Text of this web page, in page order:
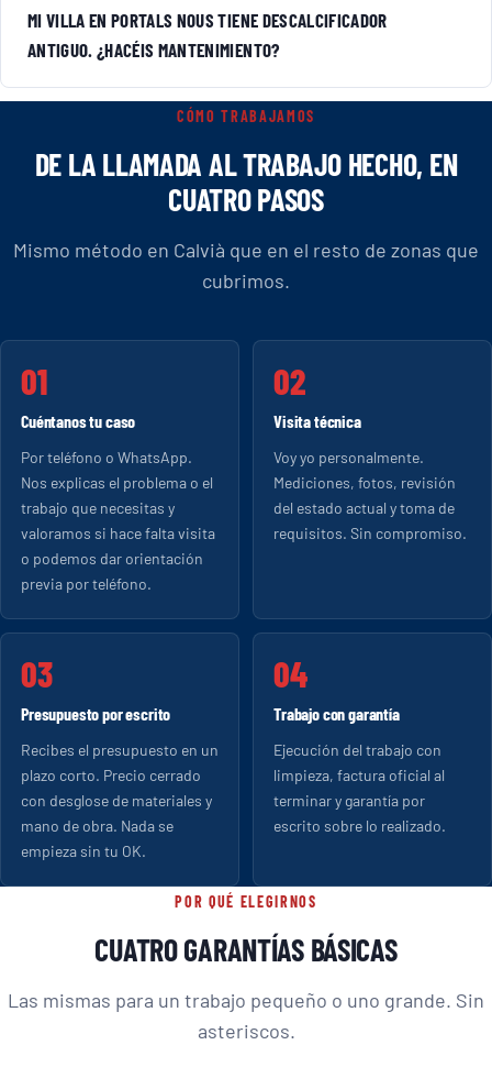
MI VILLA EN PORTALS NOUS TIENE DESCALCIFICADOR
ANTIGUO. ¿HACÉIS MANTENIMIENTO?
CÓMO TRABAJAMOS
DE LA LLAMADA AL TRABAJO HECHO, EN
CUATRO PASOS
Mismo método en Calvià que en el resto de zonas que
cubrimos.
Cuéntanos tu caso
Por teléfono o WhatsApp.
Nos explicas el problema o el
trabajo que necesitas y
valoramos si hace falta visita
o podemos dar orientación
previa por teléfono.
Visita técnica
Voy yo personalmente.
Mediciones, fotos, revisión
del estado actual y toma de
requisitos. Sin compromiso.
Presupuesto por escrito
Recibes el presupuesto en un
plazo corto. Precio cerrado
con desglose de materiales y
mano de obra. Nada se
empieza sin tu OK.
Trabajo con garantía
Ejecución del trabajo con
limpieza, factura oficial al
terminar y garantía por
escrito sobre lo realizado.
POR QUÉ ELEGIRNOS
CUATRO GARANTÍAS BÁSICAS
Las mismas para un trabajo pequeño o uno grande. Sin
asteriscos.